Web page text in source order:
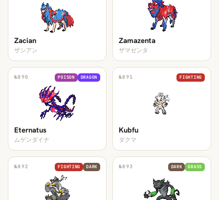
Zacian
ザシアン
Zamazenta
ザマゼンタ
№890 POISON DRAGON
Eternatus
ムゲンダイナ
№891 FIGHTING
Kubfu
ダクマ
№892 FIGHTING DARK №893 DARK GRASS